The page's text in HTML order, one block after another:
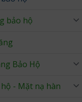
bảo hộ
Bảo Hộ
- Mặt nạ hàn